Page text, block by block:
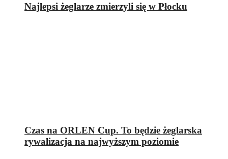
Najlepsi żeglarze zmierzyli się w Płocku
Czas na ORLEN Cup. To będzie żeglarska
rywalizacja na najwyższym poziomie